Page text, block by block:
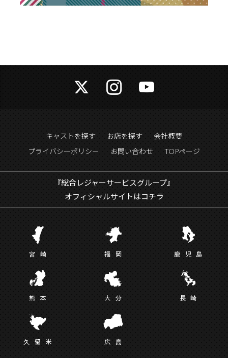
キャストを探す お店を探す
会社概要
プライバシーポリシー
お問い合わせ TOPページ
『総合レジャーサービスグループ』
オフィシャルサイトはコチラ
宮 崎 福 岡 鹿児 島
熊 本 大 分 長崎
久留 米 広 島